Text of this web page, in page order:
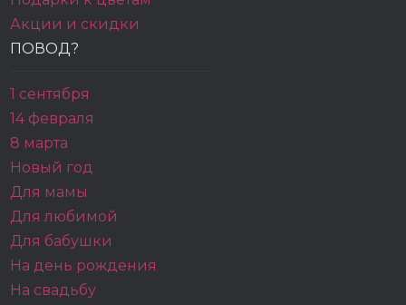
Акции и скидки
ПОВОД?
1 сентября
14 февраля
8 марта
Новый год
Для мамы
Для любимой
Для бабушки
На день рождения
На свадьбу